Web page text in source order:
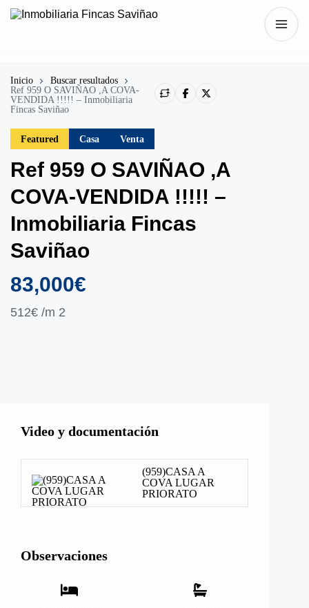
Inicio
Buscar resultados
Ref 959 O SAVIÑAO ,A COVA-
VENDIDA !!!!! – Inmobiliaria
Fincas Saviñao
Featured Casa Venta
Ref 959 O SAVIÑAO ,A
COVA-VENDIDA !!!!! –
Inmobiliaria Fincas
Saviñao
83,000€
512€ /m 2
Video y documentación
(959)CASA A
COVA LUGAR
PRIORATO
Observaciones